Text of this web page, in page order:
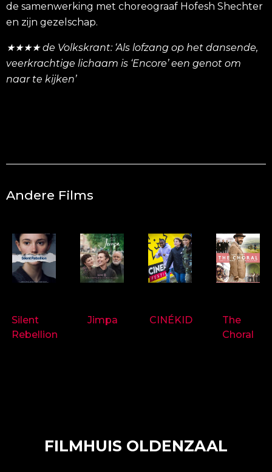
de samenwerking met choreograaf Hofesh Shechter
en zijn gezelschap.
★★★★ de Volkskrant: ‘Als lofzang op het dansende,
veerkrachtige lichaam is ‘Encore’ een genot om
naar te kijken’
Andere Films
Silent
Rebellion
Jimpa CINÉKID
The
Choral
FILMHUIS OLDENZAAL